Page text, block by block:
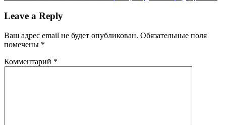
по
записям
Leave a Reply
Ваш адрес email не будет опубликован. Обязательные поля
помечены *
Комментарий *